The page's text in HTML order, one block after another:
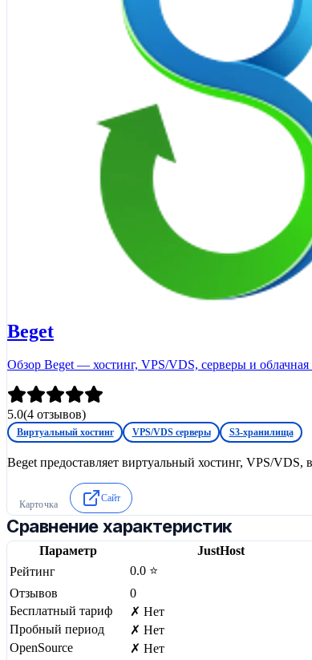
Beget
Обзор Beget — хостинг, VPS/VDS, серверы и облачная
5.0(4 отзывов)
Виртуальный хостинг VPS/VDS серверы S3-хранилища
Beget предоставляет виртуальный хостинг, VPS/
Карточка
Сайт
Сравнение характеристик
Параметр JustHost
Рейтинг
0.0 ⭐
Отзывов
0
Бесплатный тариф
✗ Нет
Пробный период
✗ Нет
OpenSource
✗ Нет